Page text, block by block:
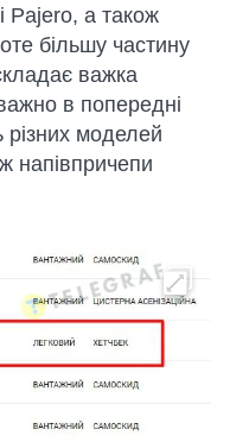
Pajero, а також
більшу частину
важка
в попередні
моделей
напівпричепи